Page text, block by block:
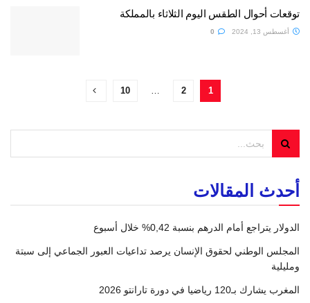
توقعات أحوال الطقس اليوم الثلاثاء بالمملكة
أغسطس 13, 2024
1
2
…
10
أحدث المقالات
الدولار يتراجع أمام الدرهم بنسبة 0,42% خلال أسبوع
المجلس الوطني لحقوق الإنسان يرصد تداعيات العبور الجماعي إلى سبتة
ومليلية
المغرب يشارك بـ120 رياضيا في دورة تارانتو 2026